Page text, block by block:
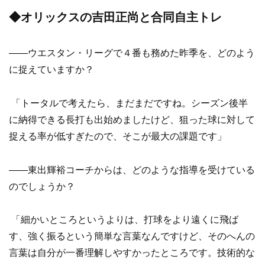
◆オリックスの吉田正尚と合同自主トレ
——ウエスタン・リーグで４番も務めた昨季を、どのよう
に捉えていますか？
「トータルで考えたら、まだまだですね。シーズン後半
に納得できる長打も出始めましたけど、狙った球に対して
捉える率が低すぎたので、そこが最大の課題です」
——東出輝裕コーチからは、どのような指導を受けている
のでしょうか？
「細かいところというよりは、打球をより遠くに飛ば
す、強く振るという簡単な言葉なんですけど、そのへんの
言葉は自分が一番理解しやすかったところです。技術的な